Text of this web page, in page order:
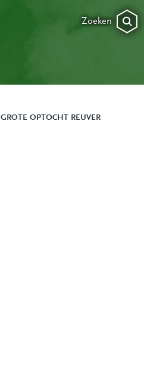
Zoeken
GROTE OPTOCHT REUVER